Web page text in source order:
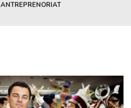
ANTREPRENORIAT